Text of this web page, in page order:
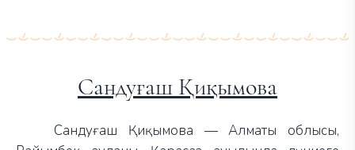
Сандуғаш Қиқымова
Сандуғаш Қиқымова — Алматы облысы,